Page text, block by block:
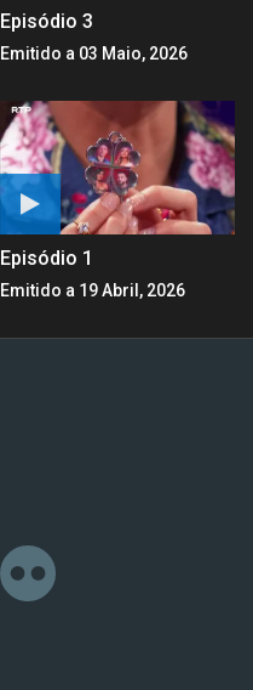
Episódio 3
Emitido a 03 Maio, 2026
Episódio 1
Emitido a 19 Abril, 2026